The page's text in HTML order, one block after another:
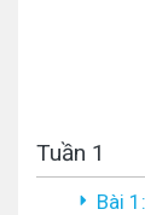
Tuần 1
Bài